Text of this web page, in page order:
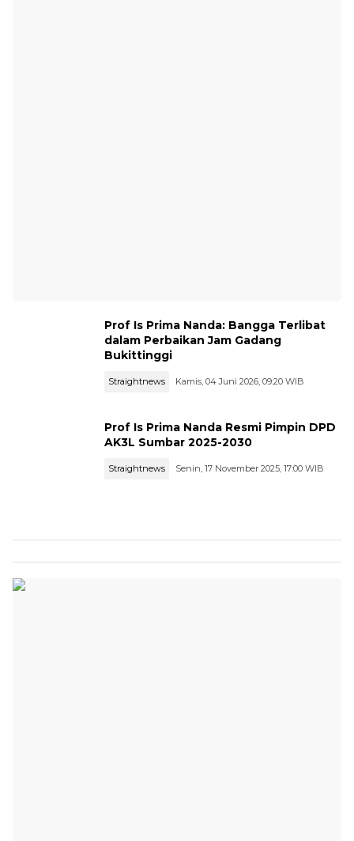
Prof Is Prima Nanda: Bangga Terlibat
dalam Perbaikan Jam Gadang
Bukittinggi
Straightnews Kamis, 04 Juni 2026, 09:20 WIB
Prof Is Prima Nanda Resmi Pimpin DPD
AK3L Sumbar 2025-2030
Straightnews Senin, 17 November 2025, 17:00 WIB